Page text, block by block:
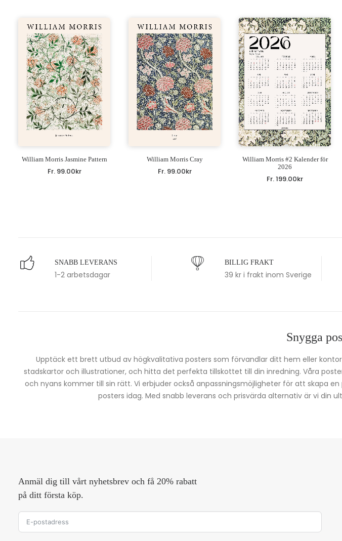
William Morris Jasmine Pattern
Fr. 99.00kr
William Morris Cray
Fr. 99.00kr
William Morris #2 Kalender för
2026
Fr.199.00kr
SNABB LEVERANS
1-2 arbetsdagar
BILLIG FRAKT
39 kr i frakt inom Sverige
Snygga
Upptäck ett brett utbud av högkvalitativa posters som förvandlar ditt hem eller
stadskartor och illustrationer, och hitta det perfekta tillskottet till din inredning. Våra
och nyans kommer till sin rätt. Vi erbjuder också anpassningsmöjligheter för att skapa
posters idag. Med snabb leverans och prisvärda alternativ är vi
Anmäl dig till vårt nyhetsbrev och få 20% rabatt
på ditt första köp.